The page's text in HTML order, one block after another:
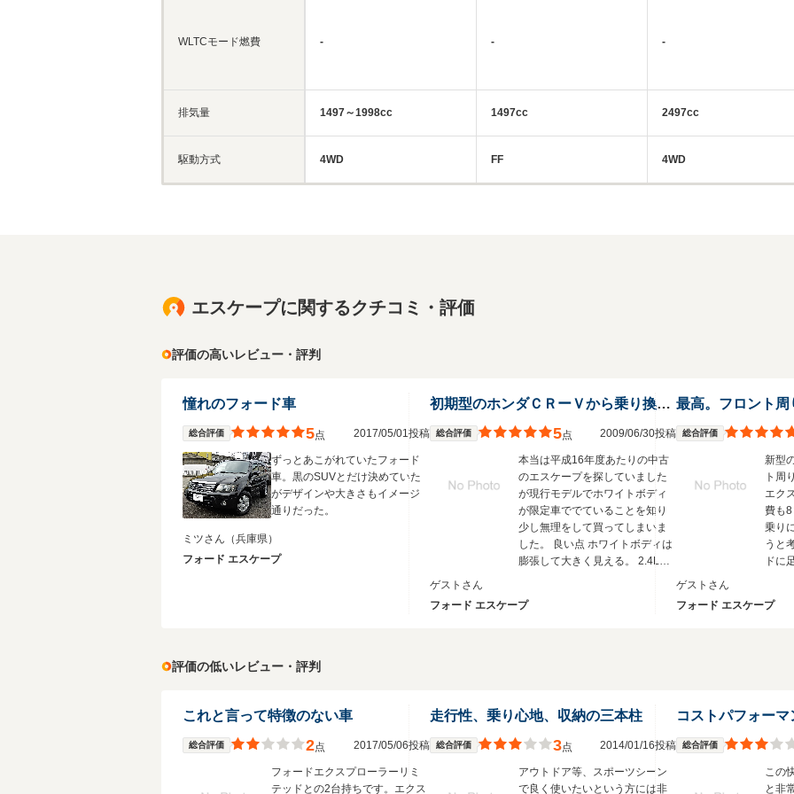
WLTCモード燃費
排気量
駆動方式
-
1497～1998cc
4WD
-
1497cc
FF
-
2497cc
4WD
エスケープに関するクチコミ・評価
評価の高いレビュー・評判
憧れのフォード車
総合評価 5点 2017/05/01投稿
ずっとあこがれていたフォード
車。黒のSUVとだけ決めていた
がデザインや大きさもイメージ
通りだった。
ミツさん （兵庫県）
フォード エスケープ
初期型のホンダＣＲーＶから乗り換えました。
総合評価 5点 2009/06/30投稿
本当は平成16年度あたりの中古
のエスケープを探していました
が現行モデルでホワイトボディ
が限定車ででていることを知り
少し無理をして買ってしまいま
した。 良い点 ホワイトボディは
膨張して大きく見える。 2.4Lで
どより高級に見られる。 マツダ
汚れが目立つ。飛び石の傷が目
隙間が少し広い。リアハッチあ
ない。 ミッションがフロア4AT
ゲストさん
フォード エスケープ
総合評価
新型
ト周
エク
費も
乗り
うと
ドに
ゲストさん
フォード エスケープ
評価の低いレビュー・評判
これと言って特徴のない車
総合評価 2点 2017/05/06投稿
フォードエクスプローラーリミ
テッドとの2台持ちです。エクス
走行性、乗り心地、収納の三本柱
総合評価 3点 2014/01/16投稿
アウトドア等、スポーツシーン
で良く使いたいという方には非
コストパフォーマ
総合評価
この
と非